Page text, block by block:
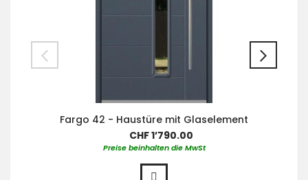
Fargo 42 - Haustüre mit Glaselement
CHF 1’790.00
Preise beinhalten die MwSt